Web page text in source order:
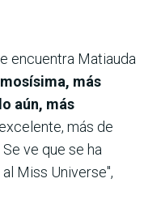
encuentra Matiauda
más
aún, más
más de
ve que se ha
Miss Universe",